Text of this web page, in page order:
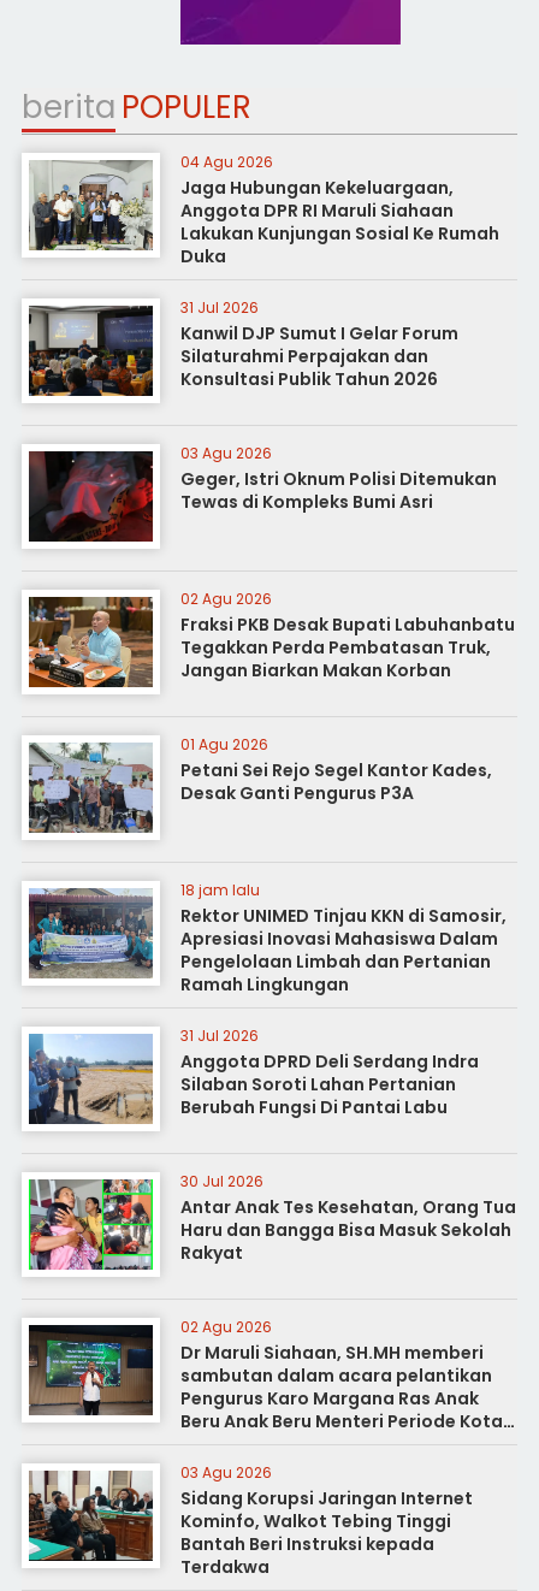
berita POPULER
04 Agu 2026
Jaga Hubungan Kekeluargaan,
Anggota DPR RI Maruli Siahaan
Lakukan Kunjungan Sosial Ke Rumah
Duka
31 Jul 2026
Kanwil DJP Sumut I Gelar Forum
Silaturahmi Perpajakan dan
Konsultasi Publik Tahun 2026
03 Agu 2026
Geger, Istri Oknum Polisi Ditemukan
Tewas di Kompleks Bumi Asri
02 Agu 2026
Fraksi PKB Desak Bupati Labuhanbatu
Tegakkan Perda Pembatasan Truk,
Jangan Biarkan Makan Korban
01 Agu 2026
Petani Sei Rejo Segel Kantor Kades,
Desak Ganti Pengurus P3A
18 jam lalu
Rektor UNIMED Tinjau KKN di Samosir,
Apresiasi Inovasi Mahasiswa Dalam
Pengelolaan Limbah dan Pertanian
Ramah Lingkungan
31 Jul 2026
Anggota DPRD Deli Serdang Indra
Silaban Soroti Lahan Pertanian
Berubah Fungsi Di Pantai Labu
30 Jul 2026
Antar Anak Tes Kesehatan, Orang Tua
Haru dan Bangga Bisa Masuk Sekolah
Rakyat
02 Agu 2026
Dr Maruli Siahaan, SH.MH memberi
sambutan dalam acara pelantikan
Pengurus Karo Margana Ras Anak
Beru Anak Beru Menteri Periode Kota
Medan
03 Agu 2026
Sidang Korupsi Jaringan Internet
Kominfo, Walkot Tebing Tinggi
Bantah Beri Instruksi kepada
Terdakwa